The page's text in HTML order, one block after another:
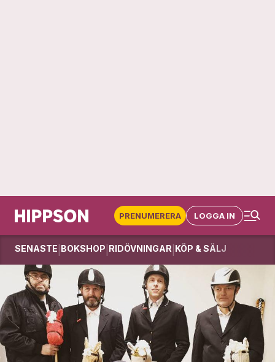
PRENUMERERA LOGGA IN
SENASTE BOKSHOP RIDÖVNINGAR KÖP & SÄLJ